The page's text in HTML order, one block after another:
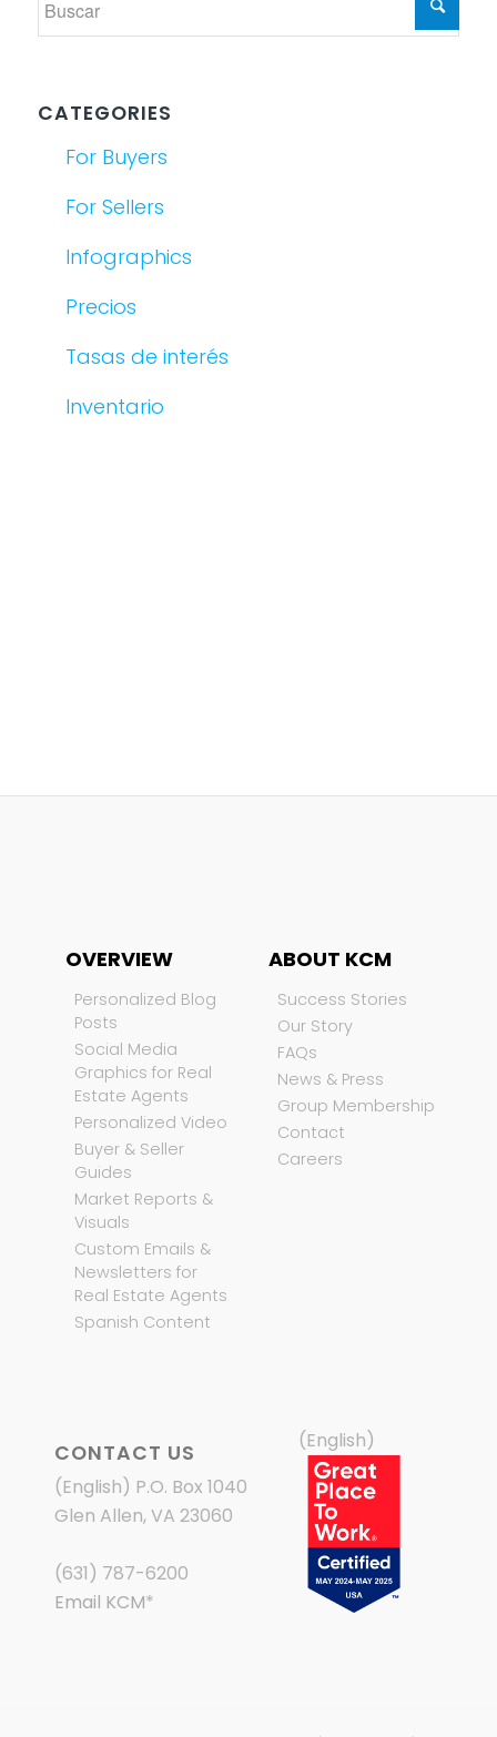
CATEGORIES
For Buyers
For Sellers
Infographics
Precios
Tasas de interés
Inventario
OVERVIEW
Personalized Blog
Posts
Social Media
Graphics for Real
Estate Agents
Personalized Video
Buyer & Seller
Guides
Market Reports &
Visuals
Custom Emails &
Newsletters for
Real Estate Agents
Spanish Content
ABOUT KCM
Success Stories
Our Story
FAQs
News & Press
Group Membership
Contact
Careers
CONTACT US
(English) P.O. Box 1040
Glen Allen, VA 23060
(631) 787-6200
Email KCM*
(English)